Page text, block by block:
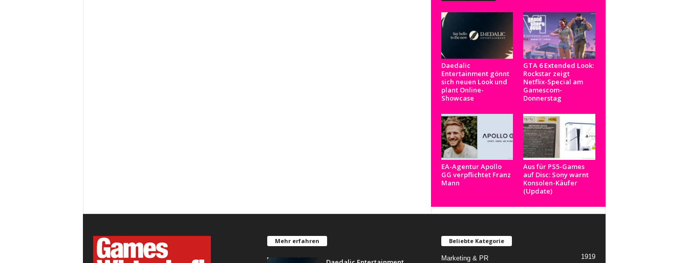
Daedalic
Entertainment gönnt
sich neuen Look und
plant Online-
Showcase
GTA 6 Extended Look:
Rockstar zeigt
Netflix-Special am
Gamescom-
Donnerstag
EA-Agentur Apollo
GG verpflichtet Franz
Mann
Aus für PS5-Games
auf Disc: Sony warnt
Konsolen-Käufer
(Update)
Mehr erfahren Beliebte Kategorie
Marketing & PR 1919